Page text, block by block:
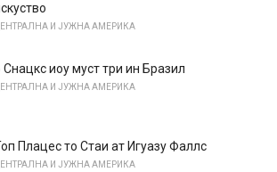
И ЈУЖНА АМЕРИКА
Снацкс иоу муст три ин Бразил
И ЈУЖНА АМЕРИКА
Плацес то Стаи ат Игуазу Фаллс
И ЈУЖНА АМЕРИКА